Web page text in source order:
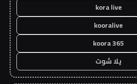
kora live
kooralive
koora 365
يلا شوت